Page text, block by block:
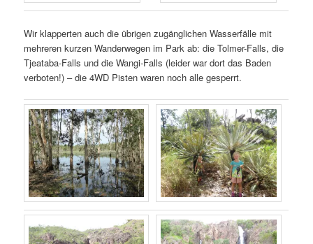
Wir klapperten auch die übrigen zugänglichen Wasserfälle mit
mehreren kurzen Wanderwegen im Park ab: die Tolmer-Falls, die
Tjeataba-Falls und die Wangi-Falls (leider war dort das Baden
verboten!) – die 4WD Pisten waren noch alle gesperrt.